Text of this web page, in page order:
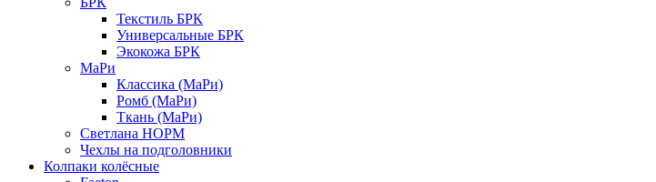
Текстиль БРК
Универсальные БРК
Экокожа БРК
МаРи
Классика (МаРи)
Ромб (МаРи)
Ткань (МаРи)
Светлана НОРМ
Чехлы на подголовники
Колпаки колёсные